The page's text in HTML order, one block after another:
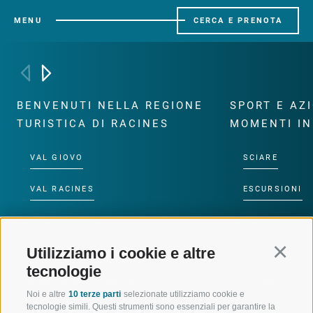
Utilizziamo i cookie e altre
tecnologie
Noi e altre 10 terze parti selezionate utilizziamo cookie e
tecnologie simili. Questi strumenti sono essenziali per garantire la
MENU CERCA E PRENOTA
BENVENUTI NELLA REGIONE
TURISTICA DI RACINES
VAL GIOVO
VAL RACINES
VAL RIDANNA
IMPIANTI DI RISALITA
SCUOLA DI SCI RACINES
SPORT E
MOMENTI
SCIARE
ESCURSIONI
ALTA